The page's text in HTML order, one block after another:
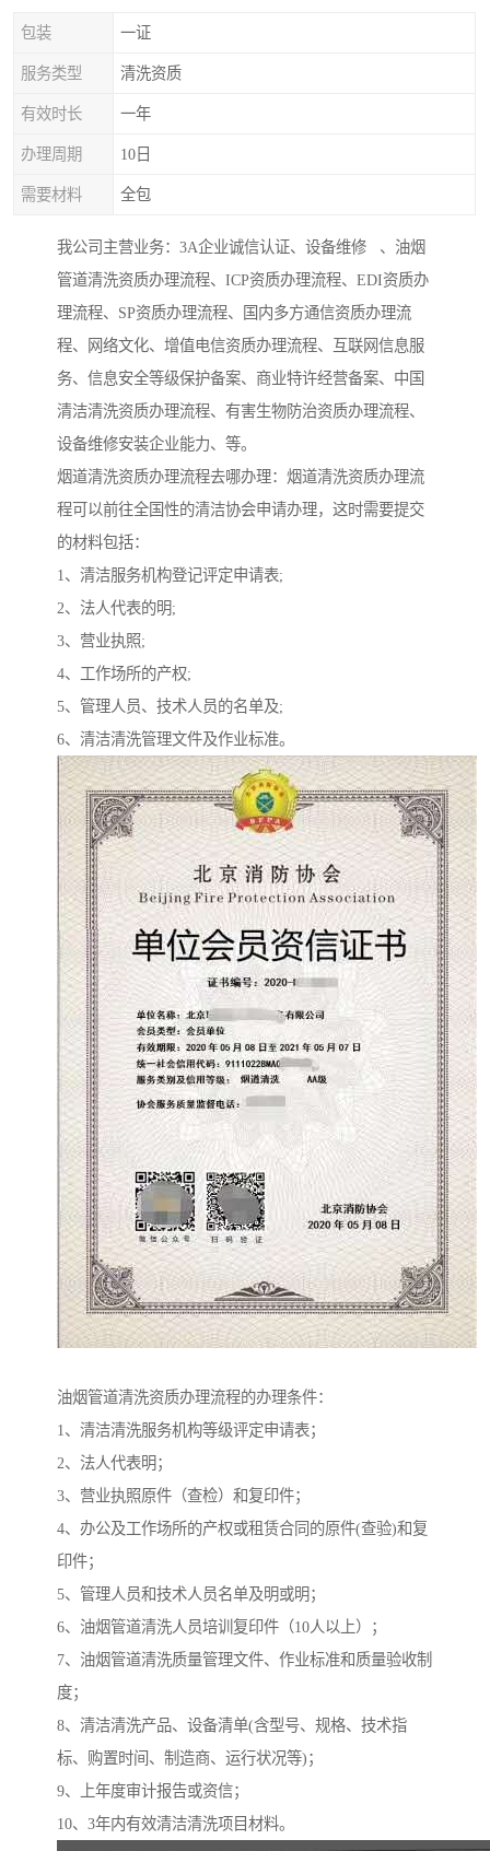
包装 一证
服务类型 清洗资质
有效时长 一年
办理周期 10日
需要材料 全包
我公司主营业务：3A企业诚信认证、设备维修 、油烟
管道清洗资质办理流程、ICP资质办理流程、EDI资质办
理流程、SP资质办理流程、国内多方通信资质办理流
程、网络文化、增值电信资质办理流程、互联网信息服
务、信息安全等级保护备案、商业特许经营备案、中国
清洁清洗资质办理流程、有害生物防治资质办理流程、
设备维修安装企业能力、等。
烟道清洗资质办理流程去哪办理：烟道清洗资质办理流
程可以前往全国性的清洁协会申请办理，这时需要提交
的材料包括：
1、清洁服务机构登记评定申请表;
2、法人代表的明;
3、营业执照;
4、工作场所的产权;
5、管理人员、技术人员的名单及;
6、清洁清洗管理文件及作业标准。
油烟管道清洗资质办理流程的办理条件：
1、清洁清洗服务机构等级评定申请表；
2、法人代表明；
3、营业执照原件（查检）和复印件；
4、办公及工作场所的产权或租赁合同的原件(查验)和复
印件；
5、管理人员和技术人员名单及明或明；
6、油烟管道清洗人员培训复印件（10人以上）；
7、油烟管道清洗质量管理文件、作业标准和质量验收制
度；
8、清洁清洗产品、设备清单(含型号、规格、技术指
标、购置时间、制造商、运行状况等)；
9、上年度审计报告或资信；
10、3年内有效清洁清洗项目材料。